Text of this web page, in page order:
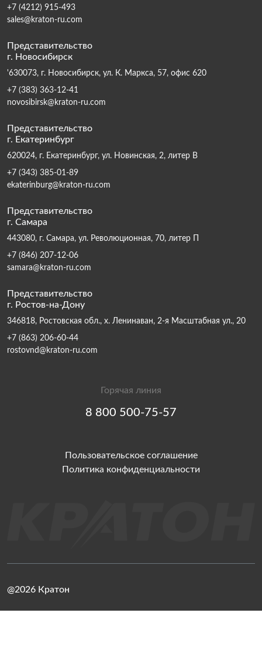
+7 (4212) 915-493
sales@kraton-ru.com
Представительство
г. Новосибирск
'630073, г. Новосибирск, ул. К. Маркса, 57, офис 620
+7 (383) 363-12-41
novosibirsk@kraton-ru.com
Представительство
г. Екатеринбург
620024, г. Екатеринбург, ул. Новинская, 2, литер В
+7 (343) 385-01-89
ekaterinburg@kraton-ru.com
Представительство
г. Самара
443080, г. Самара, ул. Революционная, 70, литер П
+7 (846) 207-12-06
samara@kraton-ru.com
Представительство
г. Ростов-на-Дону
346818, Ростовская обл., х. Ленинаван, 2-я Масштабная ул., 20
+7 (863) 206-60-44
rostovnd@kraton-ru.com
Горячая линия
8 800 500-75-57
Пользовательское соглашение
Политика конфиденциальности
@2026 Кратон